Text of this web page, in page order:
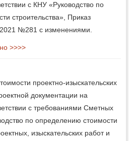
с КНУ «Руководство по
строительства», Приказ
№281 с изменениями.
>>>>
проектно-изыскательских
документации на
с требованиями Сметных
по определению стоимости
изыскательских работ и